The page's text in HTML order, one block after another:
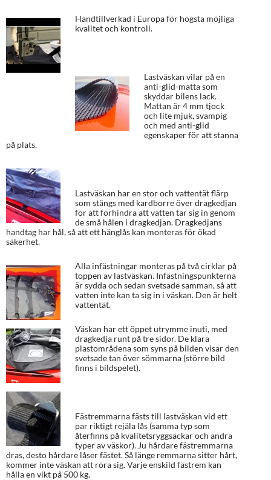
Handtillverkad i Europa för högsta möjliga
kvalitet och kontroll.
Lastväskan vilar på en
anti-glid-matta som
skyddar bilens lack.
Mattan är 4 mm tjock
och lite mjuk, svampig
och med anti-glid
egenskaper för att stanna
på plats.
Lastväskan har en stor och vattentät flärp
som stängs med kardborre över dragkedjan
för att förhindra att vatten tar sig in genom
de små hålen i dragkedjan. Dragkedjans
handtag har hål, så att ett hänglås kan monteras för ökad
säkerhet.
Alla infästningar monteras på två cirklar på
toppen av lastväskan. Infästningspunkterna
är sydda och sedan svetsade samman, så att
vatten inte kan ta sig in i väskan. Den är helt
vattentät.
Väskan har ett öppet utrymme inuti, med
dragkedja runt på tre sidor. De klara
plastområdena som syns på bilden visar den
svetsade tan över sömmarna (större bild
finns i bildspelet).
Fästremmarna fästs till lastväskan vid ett
par riktigt rejäla lås (samma typ som
återfinns på kvalitetsryggsäckar och andra
typer av väskor). Ju hårdare fästremmarna
dras, desto hårdare låser fästet. Så länge remmarna sitter hårt,
kommer inte väskan att röra sig. Varje enskild fästrem kan
hålla en vikt på 500 kg.